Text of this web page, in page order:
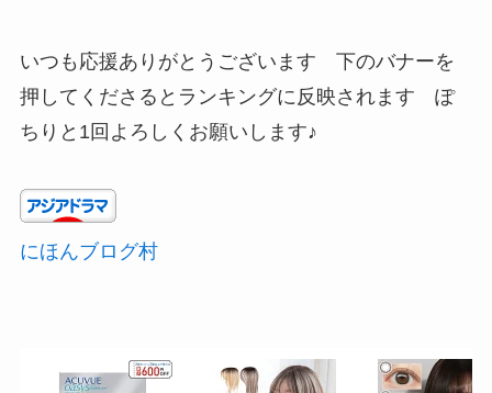
いつも応援ありがとうございます 下のバナーを
押してくださるとランキングに反映されます ぽ
ちりと1回よろしくお願いします♪
にほんブログ村